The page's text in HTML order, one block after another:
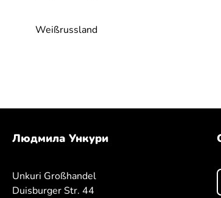
Weißrussland
Людмила Ункури
Unkuri Großhandel
Duisburger Str. 44